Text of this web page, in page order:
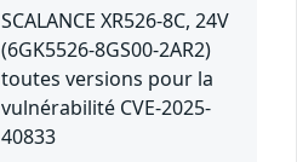
SCALANCE XR526-8C, 24V
(6GK5526-8GS00-2AR2)
toutes versions pour la
vulnérabilité CVE-2025-
40833